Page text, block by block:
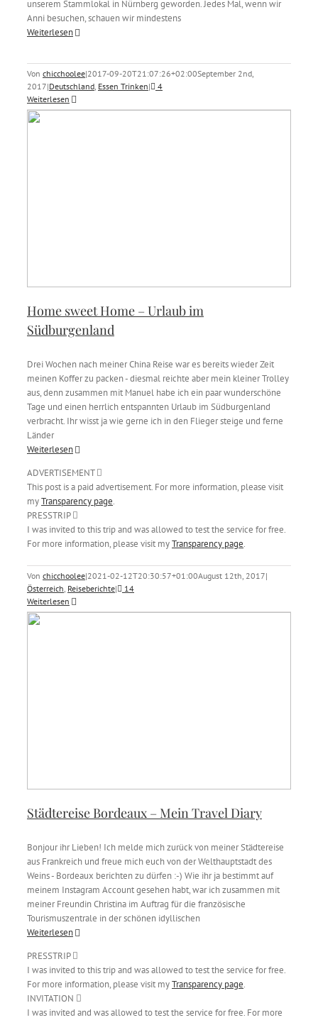
unserem Stammlokal in Nürnberg geworden. Jedes Mal, wenn wir
Anni besuchen, schauen wir mindestens
Weiterlesen
Von chicchoolee|2017-09-20T21:07:26+02:00September 2nd,
2017|Deutschland, Essen Trinken|
4
Weiterlesen
Home sweet Home – Urlaub im
Südburgenland
Drei Wochen nach meiner China Reise war es bereits wieder Zeit
meinen Koffer zu packen - diesmal reichte aber mein kleiner Trolley
aus, denn zusammen mit Manuel habe ich ein paar wunderschöne
Tage und einen herrlich entspannten Urlaub im Südburgenland
verbracht. Ihr wisst ja wie gerne ich in den Flieger steige und ferne
Länder
Weiterlesen
ADVERTISEMENT
This post is a paid advertisement. For more information, please visit
myTransparency page.
PRESSTRIP
I was invited to this trip and was allowed to test the service for free.
For more information, please visit myTransparency page.
Von chicchoolee|2021-02-12T20:30:57+01:00August 12th, 2017|
Österreich, Reiseberichte|
14
Weiterlesen
Städtereise Bordeaux – Mein Travel Diary
Bonjour ihr Lieben! Ich melde mich zurück von meiner Städtereise
aus Frankreich und freue mich euch von der Welthauptstadt des
Weins - Bordeaux berichten zu dürfen :-) Wie ihr ja bestimmt auf
meinem Instagram Account gesehen habt, war ich zusammen mit
meiner Freundin Christina im Auftrag für die französische
Tourismuszentrale in der schönen idyllischen
Weiterlesen
PRESSTRIP
I was invited to this trip and was allowed to test the service for free.
For more information, please visit myTransparency page.
INVITATION
I was invited and was allowed to test the service for free. For more